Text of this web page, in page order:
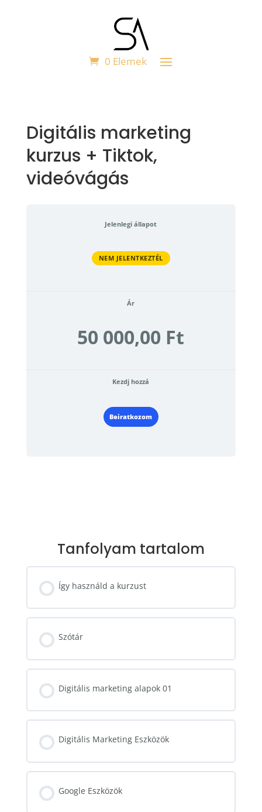
0 Elemek
Digitális marketing
kurzus + Tiktok,
videóvágás
Jelenlegi állapot
NEM JELENTKEZTÉL
Ár
50 000,00 Ft
Kezdj hozzá
Beiratkozom
Tanfolyam tartalom
Így használd a kurzust
Szótár
Digitális marketing alapok 01
Digitális Marketing Eszközök
Google Eszközök